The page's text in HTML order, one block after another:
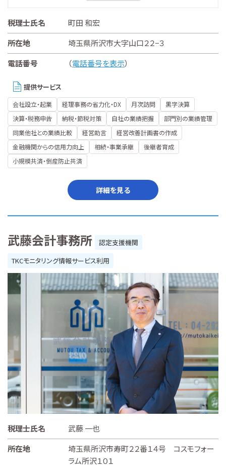
税理士氏名
町田 和宏
所在地
埼玉県所沢市大字山口２２−３
電話番号
（電話番号を表示）
提供サービス
会社設立・起業 経理事務の省力化・DX 月次訪問
黒字決算
決算・税務申告
納税・節税対策 自社の業績把握
部門別の業績管理
同業他社との業績比較
経営助言
経営改善計画書の作成
金融機関からの信用力向上
相続・事業承継
後継者育成
小規模共済・倒産防止共済
詳細を見る
武藤会計事務所
認定支援機関
TKCモニタリング情報サービス利用
税理士氏名
武藤 一也
所在地
埼玉県所沢市寿町２２番１４号 コスモフォー
ラム所沢１０１